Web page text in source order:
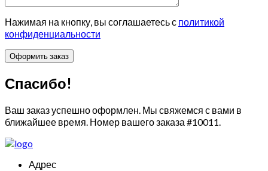
Нажимая на кнопку, вы соглашаетесь с политикой
конфиденциальности
Спасибо!
Ваш заказ успешно оформлен. Мы свяжемся с вами в
ближайшее время. Номер вашего заказа #10011.
Адрес